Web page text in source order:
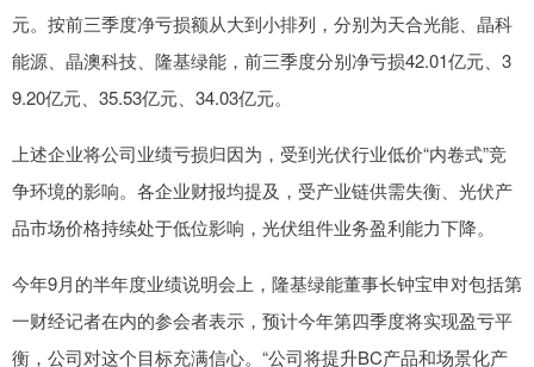
元。按前三季度净亏损额从大到小排列，分别为天合光能、晶科
能源、晶澳科技、隆基绿能，前三季度分别净亏损42.01亿元、3
9.20亿元、35.53亿元、34.03亿元。
上述企业将公司业绩亏损归因为，受到光伏行业低价“内卷式”竞
争环境的影响。各企业财报均提及，受产业链供需失衡、光伏产
品市场价格持续处于低位影响，光伏组件业务盈利能力下降。
今年9月的半年度业绩说明会上，隆基绿能董事长钟宝申对包括第
一财经记者在内的参会者表示，预计今年第四季度将实现盈亏平
衡，公司对这个目标充满信心。“公司将提升BC产品和场景化产